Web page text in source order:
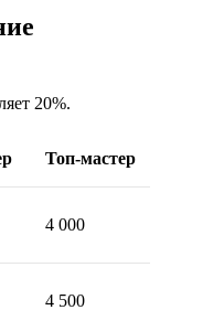
20%.
Топ-мастер
4 000
4 500